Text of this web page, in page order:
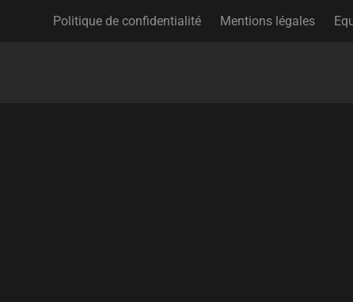
Politique de confidentialité Mentions légales